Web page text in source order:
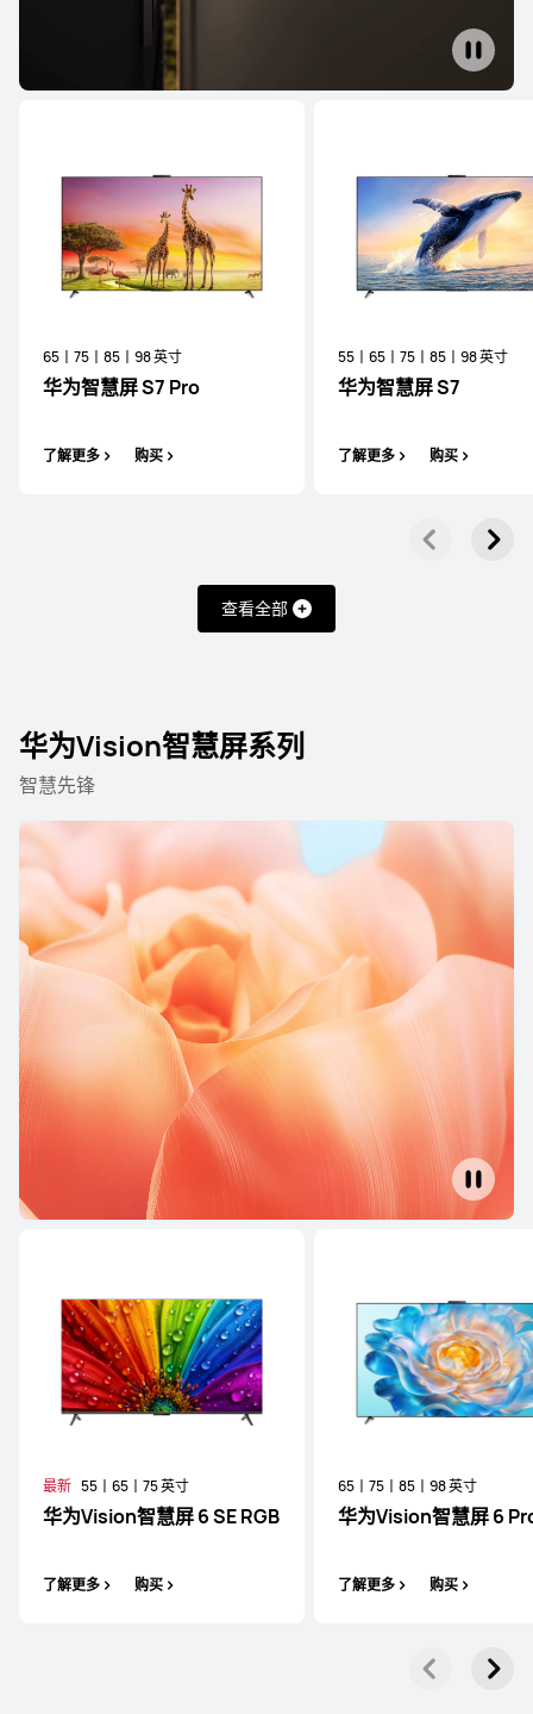
65丨75丨85丨98 英寸
华为智慧屏 S7 Pro
了解更多 购买
55丨65丨75丨85丨98 英寸
华为智慧屏 S7
了解更多 购买
查看全部
华为Vision智慧屏系列
智慧先锋
最新 55丨65丨75 英寸
华为Vision智慧屏 6 SE RGB
了解更多 购买
65丨75丨85丨98 英寸
华为Vision智慧屏 6
了解更多 购买
华为Vision智
华为智慧屏 MateTV
65丨75丨85丨98 英寸
华为智慧屏 MateTV
了解更多
65丨75丨85丨98 英寸
华为智慧屏 S7 Pro